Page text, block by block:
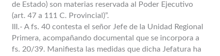
de Estado) son materias reservada al Poder Ejecutivo
(art. 47 a 111 C. Provincial)”.
III.- A fs. 40 contesta el señor Jefe de la Unidad Regional
Primera, acompañando documental que se incorpora a
fs. 20/39. Manifiesta las medidas que dicha Jefatura ha